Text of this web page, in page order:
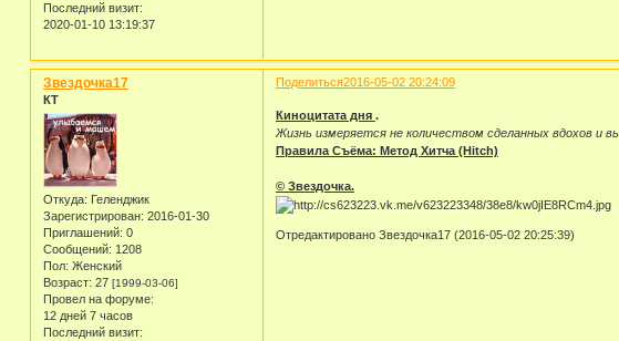
Последний визит:
2020-01-10 13:19:37
Поделиться2016-05-02 20:24:09
Звездочка17
КТ
Откуда: Геленджик
Зарегистрирован: 2016-01-30
Приглашений: 0
Сообщений: 1208
Пол: Женский
Возраст: 27 [1999-03-06]
Провел на форуме:
12 дней 7 часов
Последний визит:
Киноцитата дня .
Жизнь измеряется не количеством сделанных вдохов и
Правила Съёма: Метод Хитча (Hitch)
© Звездочка.
Отредактировано Звездочка17 (2016-05-02 20:25:39)